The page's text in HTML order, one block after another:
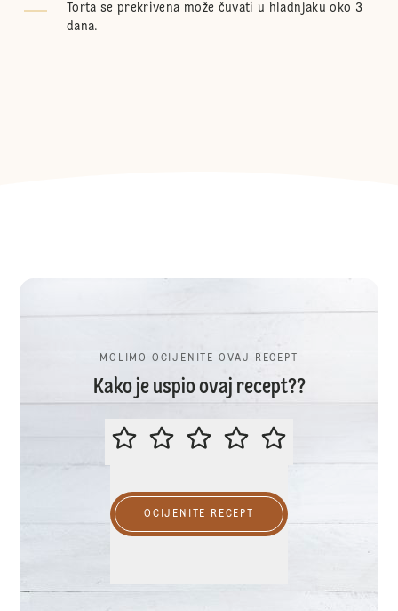
Torta se prekrivena može čuvati u hladnjaku oko 3
dana.
MOLIMO OCIJENITE OVAJ RECEPT
Kako je uspio ovaj recept??
MOLIMO OCIJENITE OVAJ
OCIJENITE RECEPT